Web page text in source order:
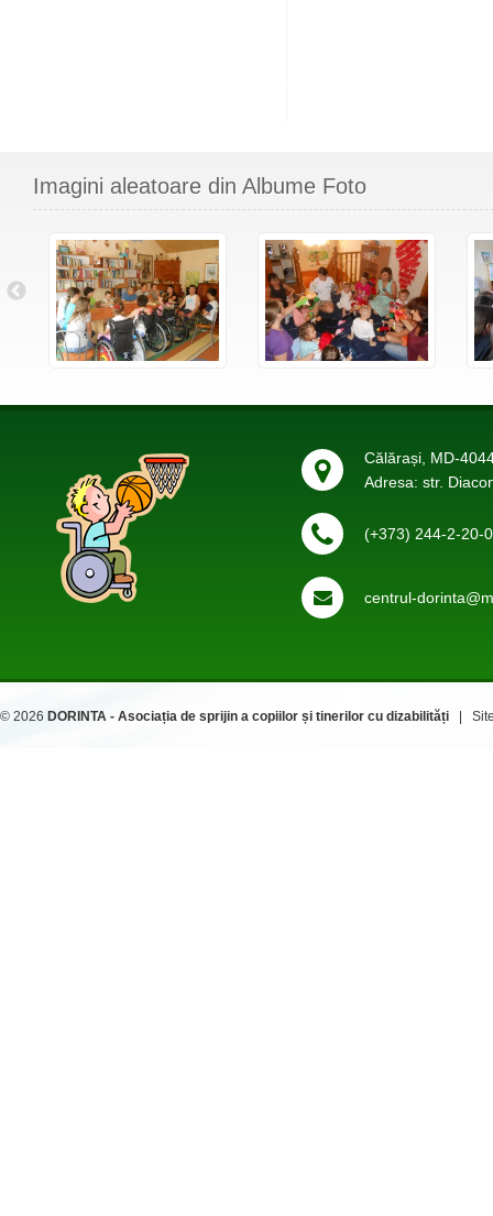
Imagini aleatoare din Albume Foto
Călărași, MD-
Adresa: str.
(+373) 244-2-20-
centrul-
© 2026 DORINTA - Asociația de sprijin a copiilor și tinerilor cu dizabilități |